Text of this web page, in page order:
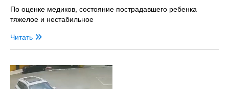
По оценке медиков, состояние пострадавшего ребенка
тяжелое и нестабильное
Читать